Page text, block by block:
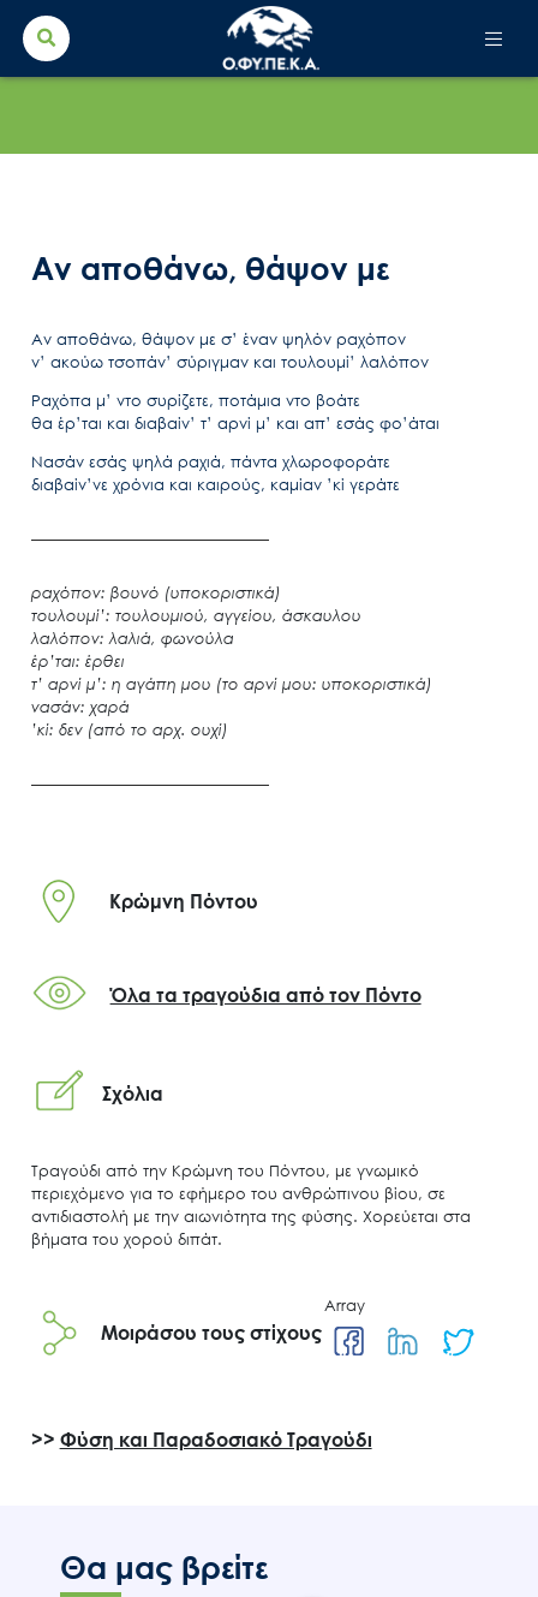
Search
for:
Ο.ΦΥ.ΠΕ.Κ.Α.
Μ.Δ.Π.Π.
Επικοινωνία
Αν αποθάνω, θάψον με
Αν αποθάνω, θάψον με σ’ έναν ψηλόν ραχόπον
ν’ ακούω τσοπάν’ σύριγμαν και τουλουμί’ λαλόπον
Ραχόπα μ’ ντο συρίζετε, ποτάμια ντο βοάτε
θα έρ’ται και διαβαίν’ τ’ αρνί μ’ και απ’ εσάς φο’άται
Νασάν εσάς ψηλά ραχιά, πάντα χλωροφοράτε
διαβαίν’νε χρόνια και καιρούς, καμίαν ’κί γεράτε
ραχόπον: βουνό (υποκοριστικά)
τουλουμί’: τουλουμιού, αγγείου, άσκαυλου
λαλόπον: λαλιά, φωνούλα
έρ’ται: έρθει
τ’ αρνί μ’: η αγάπη μου (το αρνί μου: υποκοριστικά)
νασάν: χαρά
’κί: δεν (από το αρχ. ουχί)
Κρώμνη Πόντου
Όλα τα τραγούδια από τον Πόντο
Σχόλια
Τραγούδι από την Κρώμνη του Πόντου, με γνωμικό
περιεχόμενο για το εφήμερο του ανθρώπινου βίου, σε
αντιδιαστολή με την αιωνιότητα της φύσης. Χορεύεται στα
βήματα του χορού διπάτ.
Μοιράσου τους στίχους
Array
>> Φύση και Παραδοσιακό Τραγούδι
Θα μας βρείτε